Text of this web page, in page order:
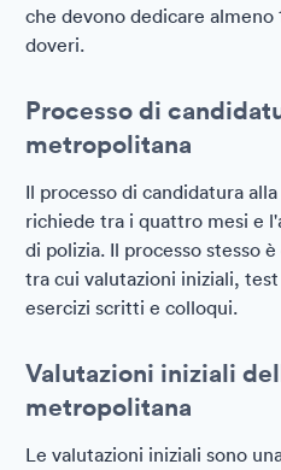
che devono dedicare almeno
doveri.
Processo di
metropolitana
Il processo di candidatura
richiede tra i quattro mesi e
di polizia. Il processo stesso
tra cui valutazioni iniziali,
esercizi scritti e colloqui.
Valutazioni iniziali
metropolitana
Le valutazioni iniziali sono